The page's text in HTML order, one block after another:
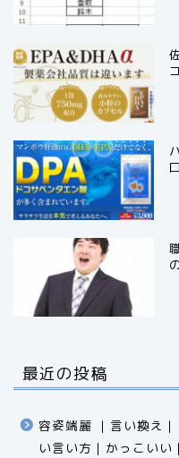
最近の投稿
容姿端麗 ｜言い換え
い言い方｜かっこいい